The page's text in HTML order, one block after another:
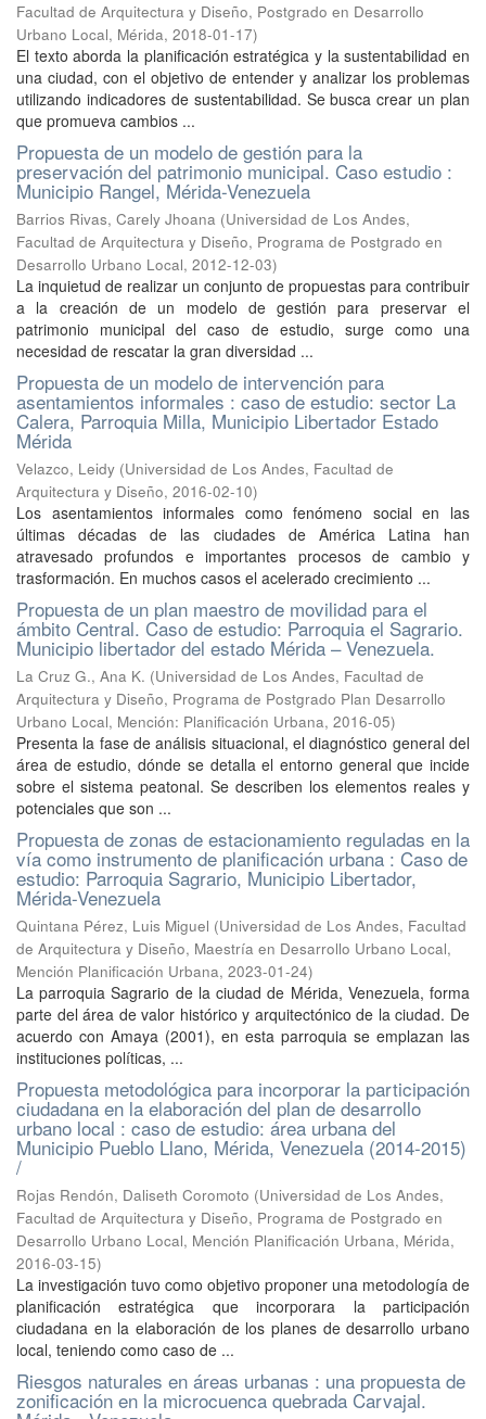
Facultad de Arquitectura y Diseño, Postgrado en Desarrollo
Urbano Local, Mérida, 2018-01-17)
El texto aborda la planificación estratégica y la sustentabilidad en
una ciudad, con el objetivo de entender y analizar los problemas
utilizando indicadores de sustentabilidad. Se busca crear un plan
que promueva cambios ...
Propuesta de un modelo de gestión para la
preservación del patrimonio municipal. Caso estudio :
Municipio Rangel, Mérida-Venezuela
Barrios Rivas, Carely Jhoana (Universidad de Los Andes,
Facultad de Arquitectura y Diseño, Programa de Postgrado en
Desarrollo Urbano Local, 2012-12-03)
La inquietud de realizar un conjunto de propuestas para contribuir
a la creación de un modelo de gestión para preservar el
patrimonio municipal del caso de estudio, surge como una
necesidad de rescatar la gran diversidad ...
Propuesta de un modelo de intervención para
asentamientos informales : caso de estudio: sector La
Calera, Parroquia Milla, Municipio Libertador Estado
Mérida
Velazco, Leidy (Universidad de Los Andes, Facultad de
Arquitectura y Diseño, 2016-02-10)
Los asentamientos informales como fenómeno social en las
últimas décadas de las ciudades de América Latina han
atravesado profundos e importantes procesos de cambio y
trasformación. En muchos casos el acelerado crecimiento ...
Propuesta de un plan maestro de movilidad para el
ámbito Central. Caso de estudio: Parroquia el Sagrario.
Municipio libertador del estado Mérida – Venezuela.
La Cruz G., Ana K. (Universidad de Los Andes, Facultad de
Arquitectura y Diseño, Programa de Postgrado Plan Desarrollo
Urbano Local, Mención: Planificación Urbana, 2016-05)
Presenta la fase de análisis situacional, el diagnóstico general del
área de estudio, dónde se detalla el entorno general que incide
sobre el sistema peatonal. Se describen los elementos reales y
potenciales que son ...
Propuesta de zonas de estacionamiento reguladas en la
vía como instrumento de planificación urbana : Caso de
estudio: Parroquia Sagrario, Municipio Libertador,
Mérida-Venezuela
Quintana Pérez, Luis Miguel (Universidad de Los Andes, Facultad
de Arquitectura y Diseño, Maestría en Desarrollo Urbano Local,
Mención Planificación Urbana, 2023-01-24)
La parroquia Sagrario de la ciudad de Mérida, Venezuela, forma
parte del área de valor histórico y arquitectónico de la ciudad. De
acuerdo con Amaya (2001), en esta parroquia se emplazan las
instituciones políticas, ...
Propuesta metodológica para incorporar la participación
ciudadana en la elaboración del plan de desarrollo
urbano local : caso de estudio: área urbana del
Municipio Pueblo Llano, Mérida, Venezuela (2014-2015)
/
Rojas Rendón, Daliseth Coromoto (Universidad de Los Andes,
Facultad de Arquitectura y Diseño, Programa de Postgrado en
Desarrollo Urbano Local, Mención Planificación Urbana, Mérida,
2016-03-15)
La investigación tuvo como objetivo proponer una metodología de
planificación estratégica que incorporara la participación
ciudadana en la elaboración de los planes de desarrollo urbano
local, teniendo como caso de ...
Riesgos naturales en áreas urbanas : una propuesta de
zonificación en la microcuenca quebrada Carvajal.